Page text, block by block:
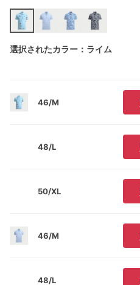
選択されたカラー：ライム
46/M
48/L
50/XL
46/M
48/L